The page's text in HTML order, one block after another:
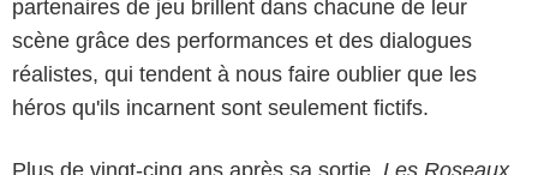
partenaires de jeu brillent dans chacune de leur
scène grâce des performances et des dialogues
réalistes, qui tendent à nous faire oublier que les
héros qu'ils incarnent sont seulement fictifs.
Plus de vingt-cinq ans après sa sortie, Les Roseaux